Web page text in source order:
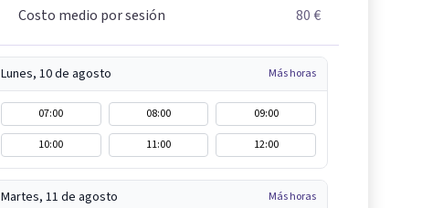
Costo medio por sesión
80 €
Lunes, 10 de agosto Más horas
07:00 08:00
09:00
10:00
11:00 12:00
Martes, 11 de agosto Más horas